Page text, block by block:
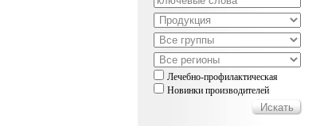
Лечебно-профилактическая
Новинки производителей